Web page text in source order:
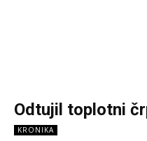
Odtujil toplotni
KRONIKA